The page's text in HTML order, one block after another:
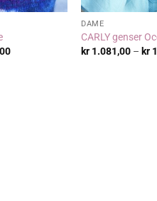
Nåværende
DAME
CARLY genser
kr 1.081,00 – kr